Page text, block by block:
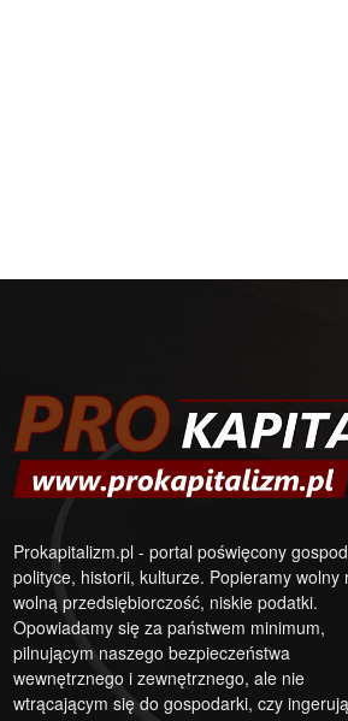
Prokapitalizm.pl - portal poświęcony
polityce, historii, kulturze. Popieramy wolny
wolną przedsiębiorczość, niskie podatki.
Opowiadamy się za państwem minimum,
pilnującym naszego bezpieczeństwa
wewnętrznego i zewnętrznego, ale nie
wtrącającym się do gospodarki, czy